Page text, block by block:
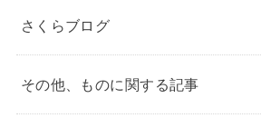
さくらブログ
その他、ものに関する記事